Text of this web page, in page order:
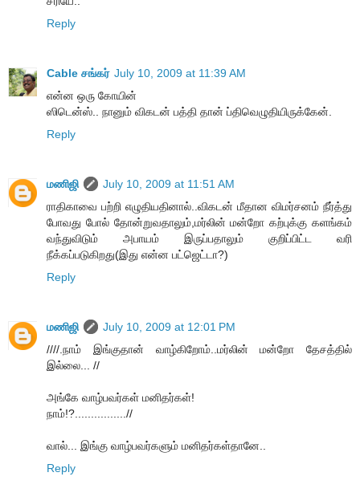
Reply
Cable சங்கர் July 10, 2009 at 11:39 AM
என்ன ஒரு கோயின்
ஸிடென்ஸ்.. நானும் விகடன் பத்தி தான் ப்திவெழுதியிருக்கேன்.
Reply
மணிஜி
July 10, 2009 at 11:51 AM
ராதிகாவை பற்றி எழுதியதினால்..விகடன் மீதான விமர்சனம் நீர்த்து
போவது போல் தோன்றுவதாலும்,மர்லின் மன்றோ கற்புக்கு களங்கம்
வந்துவிடும் அபாயம் இருப்பதாலும் குறிப்பிட்ட வரி
நீக்கப்படுகிறது(இது என்ன பட்ஜெட்டா?)
Reply
மணிஜி
July 10, 2009 at 12:01 PM
////.நாம் இங்குதான் வாழ்கிறோம்..மர்லின் மன்றோ தேசத்தில்
இல்லை... //
அங்கே வாழ்பவர்கள் மனிதர்கள்!
நாம்!?................//
வால்... இங்கு வாழ்பவர்களும் மனிதர்கள்தானே..
Reply